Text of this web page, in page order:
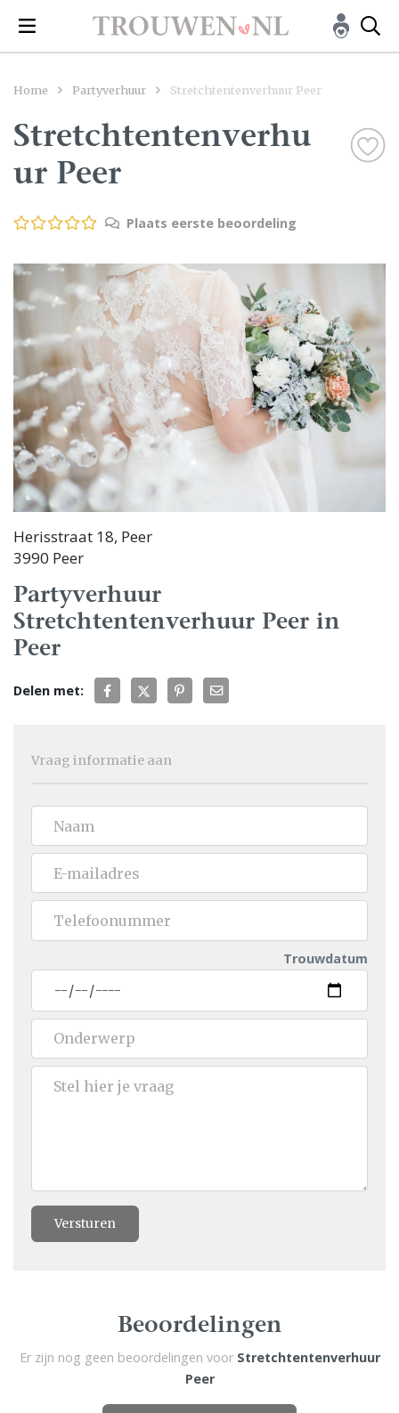
Home Partyverhuur Stretchtentenverhuur Peer
Stretchtentenverhu
ur Peer
Plaats eerste beoordeling
Herisstraat 18, Peer
3990 Peer
Partyverhuur
Stretchtentenverhuur Peer in
Peer
Delen met:
Vraag informatie aan
Trouwdatum
Versturen
Beoordelingen
Er zijn nog geen beoordelingen voor Stretchtentenverhuur
Peer